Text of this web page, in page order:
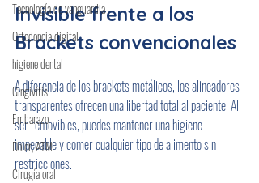
Tecnología de vanguardia
Ortodoncia digital
higiene dental
Gingivitis
Embarazo
Dolor, ATM
Cirugía oral
Invisible frente a los
Brackets convencionales
A diferencia de los brackets metálicos, los alineadores
transparentes ofrecen una libertad total al paciente. Al
ser removibles, puedes mantener una higiene
impecable y comer cualquier tipo de alimento sin
restricciones.